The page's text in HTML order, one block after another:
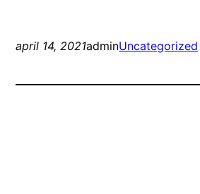
april 14, 2021adminUncategorized